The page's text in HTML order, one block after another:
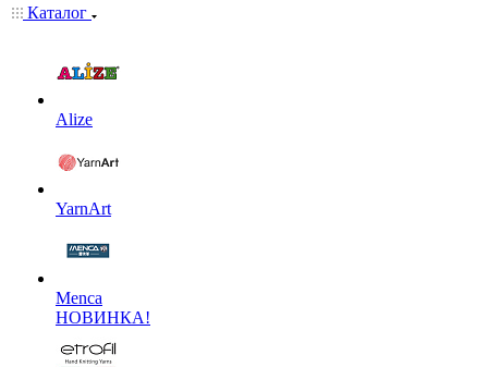
Каталог
Alize
YarnArt
Menca
НОВИНКА!